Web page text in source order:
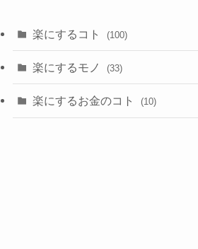
楽にするコト (100)
楽にするモノ (33)
楽にするお金のコト (10)